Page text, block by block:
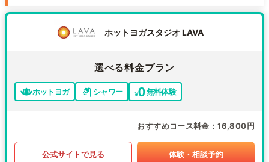
ホットヨガスタジオ LAVA
選べる料金プラン
ホットヨガ シャワー 無料体験
おすすめコース料金 16,800円
公式サイトで見る 体験・相談予約